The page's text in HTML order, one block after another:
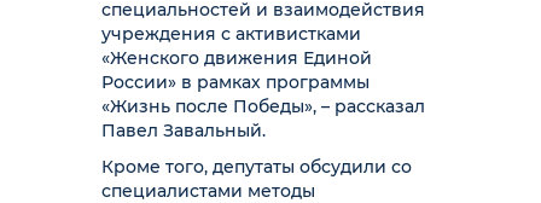
специальностей и взаимодействия
учреждения с активистками
«Женского движения Единой
России» в рамках программы
«Жизнь после Победы», – рассказал
Павел Завальный.
Кроме того, депутаты обсудили со
специалистами методы